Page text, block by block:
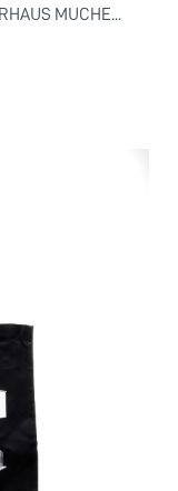
MUCHE...